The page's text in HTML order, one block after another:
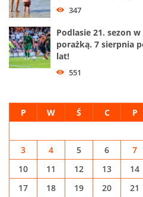
347
Podlasie 21. sezon
porażką. 7 sierpnia
lat!
551
P W Ś C P
3
4 5 6 7
10
11 12 13 14
17
18 19 20 21